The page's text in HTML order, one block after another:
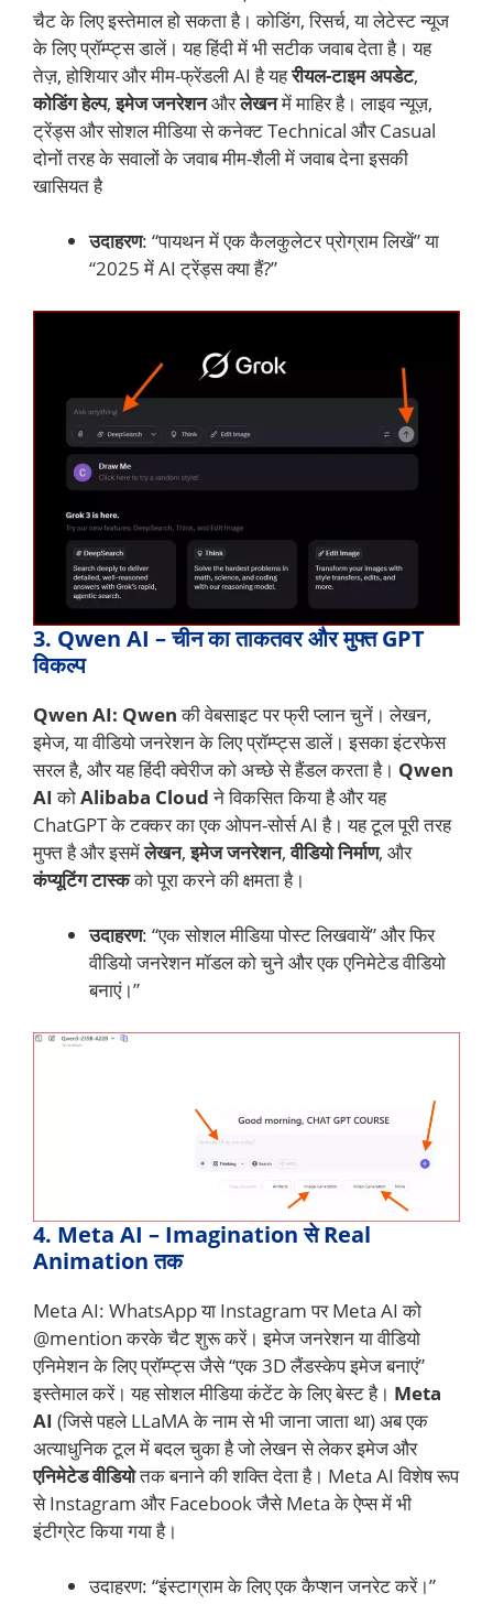
चैट के लिए इस्तेमाल हो सकता है। कोडिंग, रिसर्च, या लेटेस्ट न्यूज
के लिए प्रॉम्प्ट्स डालें। यह हिंदी में भी सटीक जवाब देता है। यह
तेज़, होशियार और मीम-फ्रेंडली AI है यहरीयल-टाइम अपडेट,
कोडिंग हेल्प,इमेज जनरेशनऔरलेखनमें माहिर है। लाइव न्यूज़,
ट्रेंड्स और सोशल मीडिया से कनेक्ट Technical और Casual
दोनों तरह के सवालों के जवाब मीम-शैली में जवाब देना इसकी
खासियत है
उदाहरण: “पायथन में एक कैलकुलेटर प्रोग्राम लिखें” या
“2025 में AI ट्रेंड्स क्या हैं?”
3. Qwen AI – चीन का ताकतवर और मुफ्त GPT
विकल्प
Qwen AI: Qwenकी वेबसाइट पर फ्री प्लान चुनें। लेखन,
इमेज, या वीडियो जनरेशन के लिए प्रॉम्प्ट्स डालें। इसका इंटरफेस
सरल है, और यह हिंदी क्वेरीज को अच्छे से हैंडल करता है। Qwen
AI कोAlibaba Cloudने विकसित किया है और यह
ChatGPT के टक्कर का एक ओपन-सोर्स AI है। यह टूल पूरी तरह
मुफ्त है और इसमेंलेखन,इमेज जनरेशन,वीडियो निर्माण, और
कंप्यूटिंग टास्कको पूरा करने की क्षमता है।
उदाहरण: “एक सोशल मीडिया पोस्ट लिखवायें” और फिर
वीडियो जनरेशन मॉडल को चुने और एक एनिमेटेड वीडियो
बनाएं।”
4. Meta AI – Imagination से Real
Animation तक
Meta AI: WhatsApp या Instagram पर Meta AI को
@mention करके चैट शुरू करें। इमेज जनरेशन या वीडियो
एनिमेशन के लिए प्रॉम्प्ट्स जैसे “एक 3D लैंडस्केप इमेज बनाएं”
इस्तेमाल करें। यह सोशल मीडिया कंटेंट के लिए बेस्ट है। Meta
AI (जिसे पहले LLaMA के नाम से भी जाना जाता था) अब एक
अत्याधुनिक टूल में बदल चुका है जो लेखन से लेकर इमेज और
एनिमेटेड वीडियोतक बनाने की शक्ति देता है। Meta AI विशेष रूप
से Instagram और Facebook जैसे Meta के ऐप्स में भी
इंटीग्रेट किया गया है।
उदाहरण: “इंस्टाग्राम के लिए एक कैप्शन जनरेट करें।”